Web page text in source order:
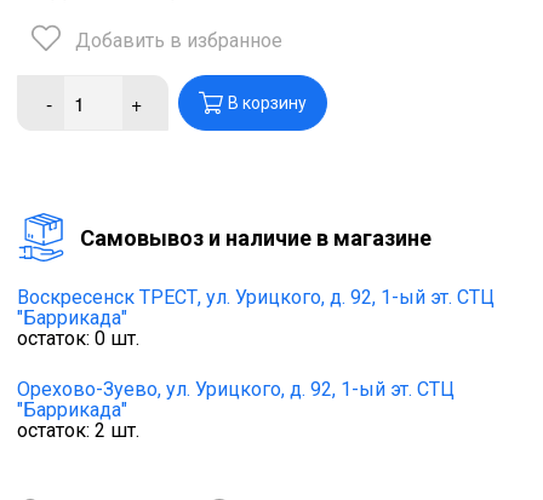
Добавить в избранное
- + В корзину
Cамовывоз и наличие в магазине
Воскресенск ТРЕСТ, ул. Урицкого, д. 92, 1-ый эт. СТЦ
"Баррикада"
остаток: 0 шт.
Орехово-Зуево, ул. Урицкого, д. 92, 1-ый эт. СТЦ
"Баррикада"
остаток: 2 шт.